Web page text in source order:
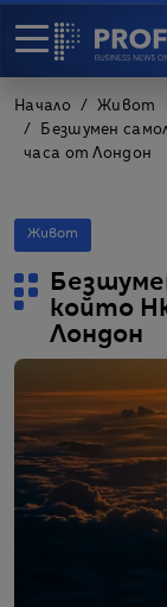
Начало
Живот
Безшумен
часа от Лондон
Живот
който
Лондон